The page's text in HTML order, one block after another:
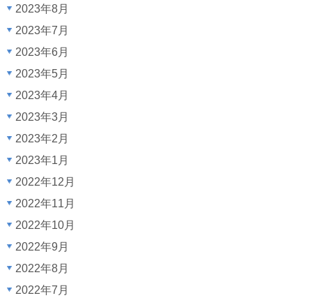
2023年8月
2023年7月
2023年6月
2023年5月
2023年4月
2023年3月
2023年2月
2023年1月
2022年12月
2022年11月
2022年10月
2022年9月
2022年8月
2022年7月